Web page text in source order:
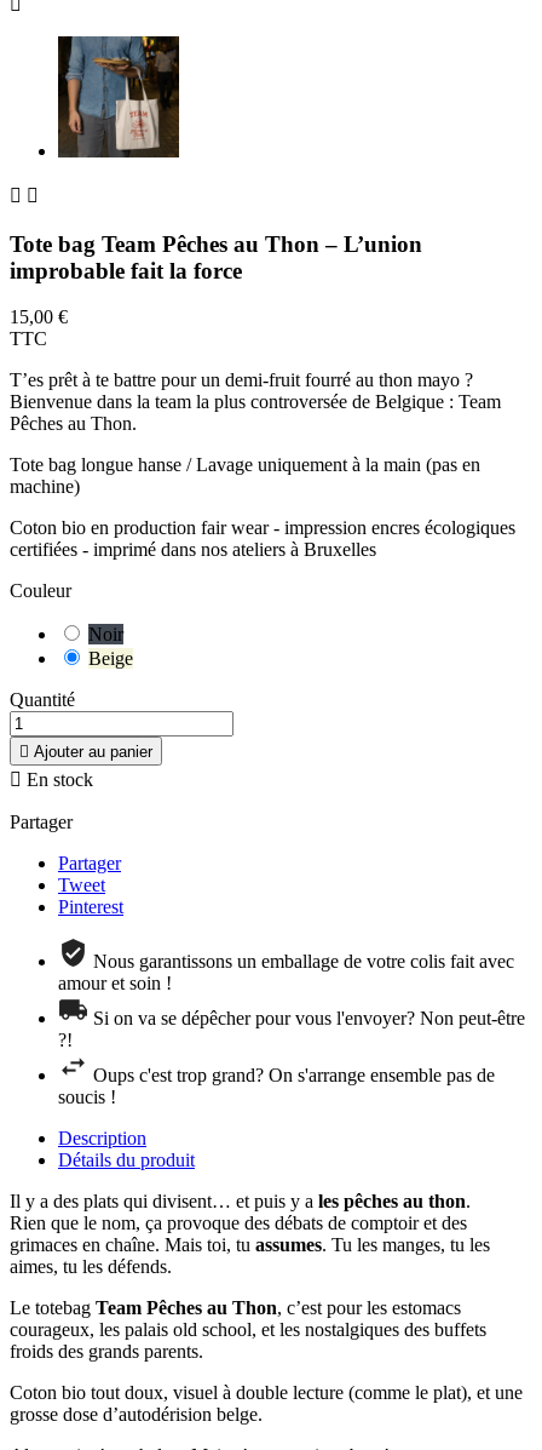

 
Tote bag Team Pêches au Thon – L’union
improbable fait la force
15,00 €
TTC
T’es prêt à te battre pour un demi-fruit fourré au thon mayo ?
Bienvenue dans la team la plus controversée de Belgique : Team
Pêches au Thon.
Tote bag longue hanse / Lavage uniquement à la main (pas en
machine)
Coton bio en production fair wear - impression encres écologiques
certifiées - imprimé dans nos ateliers à Bruxelles
Couleur
Noir
Beige
Quantité
 Ajouter au panier
 En stock
Partager
Partager
Tweet
Pinterest
Nous garantissons un emballage de votre colis fait avec
amour et soin !
Si on va se dépêcher pour vous l'envoyer? Non peut-être
?!
Oups c'est trop grand? On s'arrange ensemble pas de
soucis !
Description
Détails du produit
Il y a des plats qui divisent… et puis y a les pêches au thon.
Rien que le nom, ça provoque des débats de comptoir et des
grimaces en chaîne. Mais toi, tu assumes. Tu les manges, tu les
aimes, tu les défends.
Le totebag Team Pêches au Thon, c’est pour les estomacs
courageux, les palais old school, et les nostalgiques des buffets
froids des grands parents.
Coton bio tout doux, visuel à double lecture (comme le plat), et une
grosse dose d’autodérision belge.